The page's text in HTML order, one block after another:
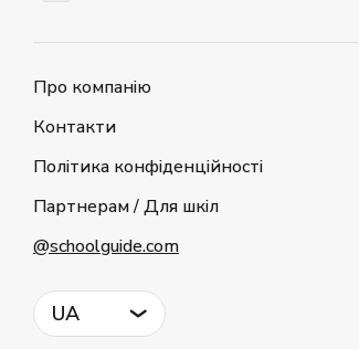
Про компанію
Контакти
Політика конфіденційності
Партнерам / Для шкіл
@schoolguide.com
UA